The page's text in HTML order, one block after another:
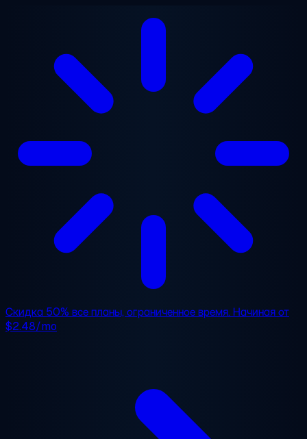
Перейти к основному содержанию
Скидка 50% все планы, ограниченное время. Начиная от
$2.48/mo